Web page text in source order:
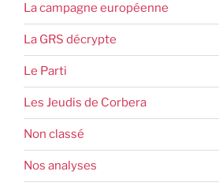
La campagne européenne
La GRS décrypte
Le Parti
Les Jeudis de Corbera
Non classé
Nos analyses